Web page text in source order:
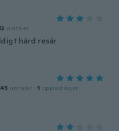
omtaler
hård resår
omtaler · 1 opplastinger